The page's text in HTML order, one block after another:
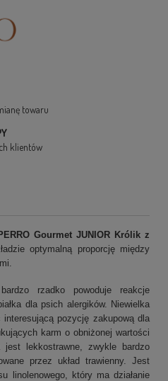
towaru
klientów
Gourmet JUNIOR Królik z
optymalną proporcję między
rzadko powoduje reakcje
dla psich alergików. Niewielka
pozycję zakupową dla
karm o obniżonej wartości
lekkostrawne, zwykle bardzo
przez układ trawienny. Jest
linolenowego, który ma działanie